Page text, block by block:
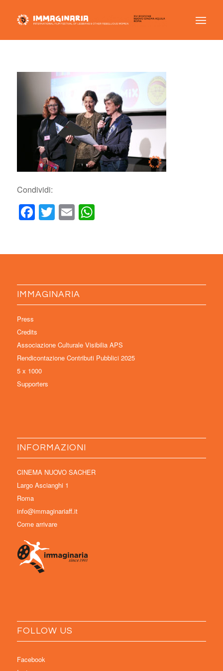
Condividi:
Facebook
Twitter
EmailWhatsApp
IMMAGINARIA
Press
Credits
Associazione Culturale Visibilia APS
Rendicontazione Contributi Pubblici 2025
5 x 1000
Supporters
INFORMAZIONI
CINEMA NUOVO SACHER
Largo Ascianghi 1
Roma
info@immaginariaff.it
Come arrivare
FOLLOW US
Facebook